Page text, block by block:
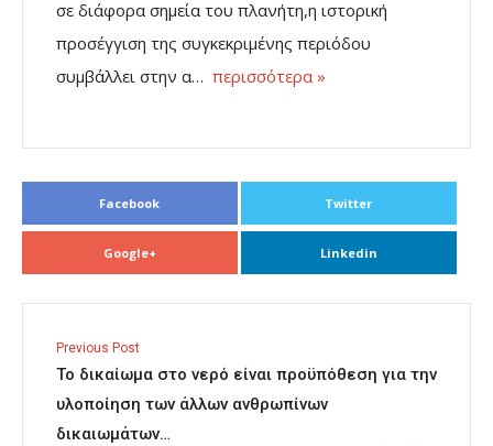
σε διάφορα σημεία του πλανήτη,η ιστορική
προσέγγιση της συγκεκριμένης περιόδου
συμβάλλει στην α… περισσότερα »
Facebook Twitter
Google+ Linkedin
Previous Post
Το δικαίωμα στο νερό είναι προϋπόθεση για την
υλοποίηση των άλλων ανθρωπίνων
δικαιωμάτων…